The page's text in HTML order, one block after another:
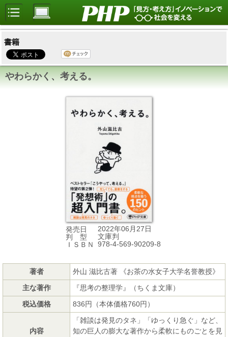
書籍
やわらかく、考える。
発売日
2022年06月27日
判 型
文庫判
ＩＳＢＮ
978-4-569-90209-8
著者
外山 滋比古著 《お茶の水女子大学名誉教授》
主な著作
『思考の整理学』（ちくま文庫）
税込価格
836円（本体価格760円）
内容
「雑談は発見のタネ」「ゆっくり急ぐ」など、
知の巨人の膨大な著作から柔軟にものごとを見